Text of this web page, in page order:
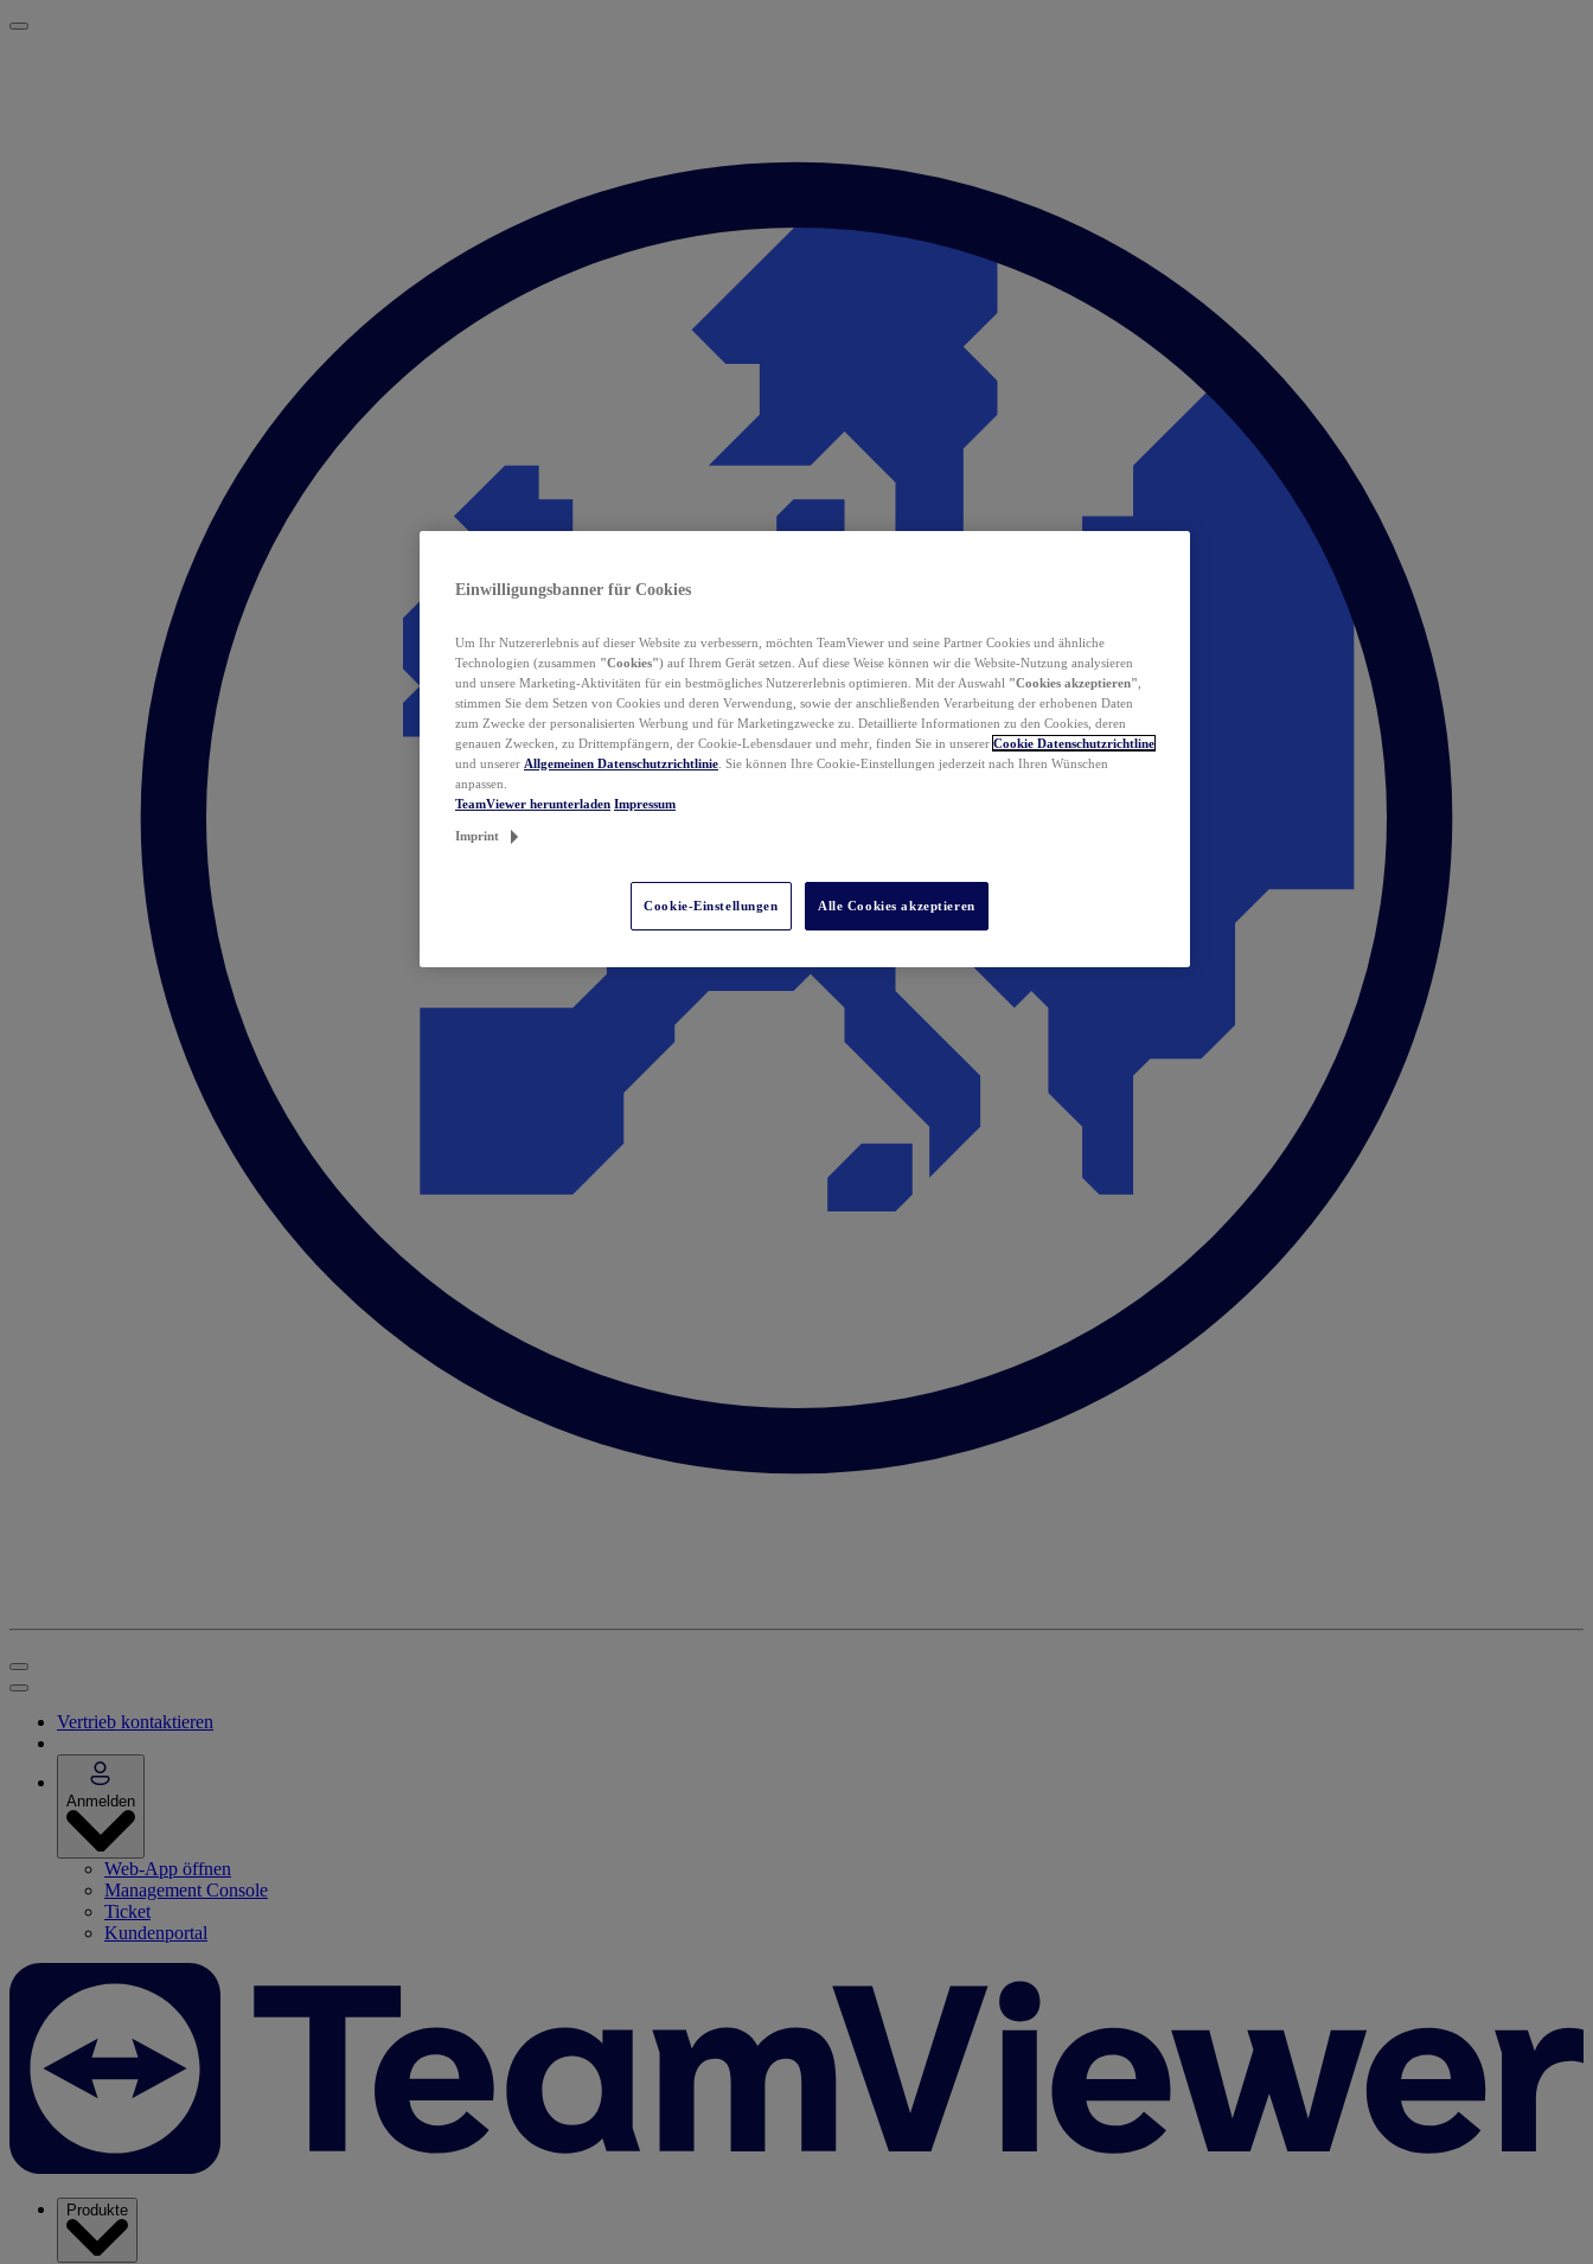
Vertrieb kontaktieren
Anmelden
Web-App öffnen
Management Console
Ticket
Kundenportal
Produkte
Einwilligungsbanner für Cookies
Um Ihr Nutzererlebnis auf dieser Website zu verbessern, möchten TeamViewer und seine Partner Cookies und ähnliche
Technologien (zusammen "Cookies") auf Ihrem Gerät setzen. Auf diese Weise können wir die Website-Nutzung analysieren
und unsere Marketing-Aktivitäten für ein bestmögliches Nutzererlebnis optimieren. Mit der Auswahl "Cookies akzeptieren"
stimmen Sie dem Setzen von Cookies und deren Verwendung, sowie der anschließenden Verarbeitung der erhobenen Daten
zum Zwecke der personalisierten Werbung und für Marketingzwecke zu. Detaillierte Informationen zu den Cookies, deren
genauen Zwecken, zu Drittempfängern, der Cookie-Lebensdauer und mehr, finden Sie in unserer Cookie Datenschutzrichtline
und unserer Allgemeinen Datenschutzrichtlinie . Sie können Ihre Cookie-Einstellungen jederzeit nach Ihren Wünschen
anpassen.
TeamViewer herunterladen Impressum
Imprint
Cookie-Einstellungen Alle Cookies akzeptieren